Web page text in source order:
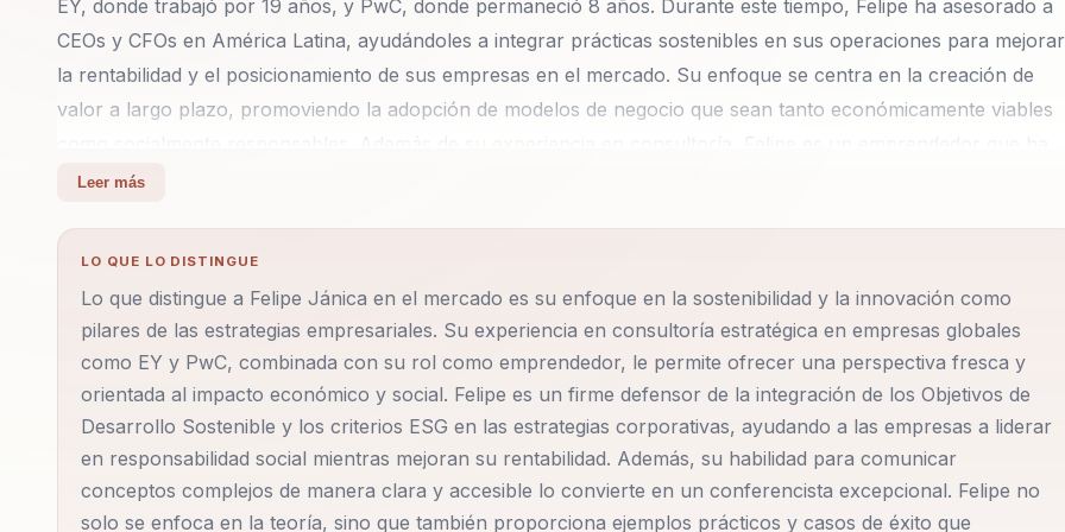
EY, donde trabajó por 19 años, y PwC, donde permaneció 8 años. Durante este tiempo, Felipe ha asesorado a
CEOs y CFOs en América Latina, ayudándoles a integrar prácticas sostenibles en sus operaciones para mejorar
la rentabilidad y el posicionamiento de sus empresas en el mercado. Su enfoque se centra en la creación de
valor a largo plazo, promoviendo la adopción de modelos de negocio que sean tanto económicamente viables
llevado su visión de liderazgo más allá de las consultoras tradicionales. Ofrece una perspectiva fresca y
transformar empresas desde adentro hacia afuera. Su metodología única combina la innovación con la
sus respectivos sectores. Felipe es un firme defensor de la integración de los Objetivos de Desarrollo Sostenible
(ODS) y los criterios ESG (Environmental, Social, and Governance) en las estrategias corporativas. En sus
conferencias, profundiza en cómo las empresas pueden ser líderes en responsabilidad social mientras mejoran
su rentabilidad. Ha sido ponente en importantes eventos, incluyendo presentaciones en las Naciones Unidas
sobre sostenibilidad, donde comparte su visión sobre cómo el sector financiero y el retail pueden adoptar
modelos más sostenibles sin sacrificar la innovación y el crecimiento. Uno de los logros más destacados de
Felipe fue su participación en la implementación de la Ley 1314 de 2009 en Colombia, que introdujo las Normas
Leer más
LO QUE LO DISTINGUE
Lo que distingue a Felipe Jánica en el mercado es su enfoque en la sostenibilidad y la innovación como
pilares de las estrategias empresariales. Su experiencia en consultoría estratégica en empresas globales
como EY y PwC, combinada con su rol como emprendedor, le permite ofrecer una perspectiva fresca y
orientada al impacto económico y social. Felipe es un firme defensor de la integración de los Objetivos de
Desarrollo Sostenible y los criterios ESG en las estrategias corporativas, ayudando a las empresas a liderar
en responsabilidad social mientras mejoran su rentabilidad. Además, su habilidad para comunicar
conceptos complejos de manera clara y accesible lo convierte en un conferencista excepcional. Felipe no
solo se enfoca en la teoría, sino que también proporciona ejemplos prácticos y casos de éxito que